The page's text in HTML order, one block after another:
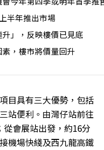
半年推出市場
」，反映樓價已見底
，樓市將價量回升
目具有三大優勢，包括
站便利。由灣仔站前往
會展站出發，約16分
機場快綫及西九龍高鐵